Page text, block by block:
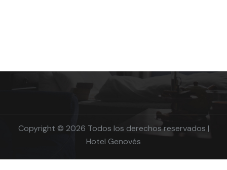
Copyright © 2026 Todos los derechos reservados |
Hotel Genovés